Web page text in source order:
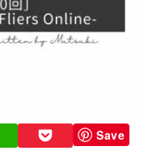
Save